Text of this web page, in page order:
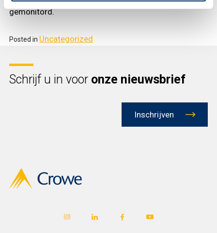
gemonitord.
Posted in Uncategorized
Schrijf u in voor onze nieuwsbrief
Inschrijven